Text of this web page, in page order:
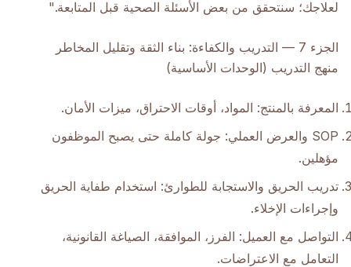
لعلاجك؛ سنتحقق من بعض الأسئلة الصحية قبل المتابعة."
الجزء 7 — التدريب والكفاءة: بناء الثقة وتقليل المخاطر
منهج التدريب (الوحدات الأساسية)
المعرفة بالمنتج: المواد، أوقات الاحتراق، ميزات الأمان.
SOP والعرض العملي: جولة كاملة حتى يصبح الموظفون
مؤهلين.
تدريب الحريق والاستجابة للطوارئ: استخدام طفاية الحريق
وإجراءات الإخلاء.
التواصل مع العميل: الفرز، الموافقة، الصياغة القانونية،
التعامل مع الاعتراضات.